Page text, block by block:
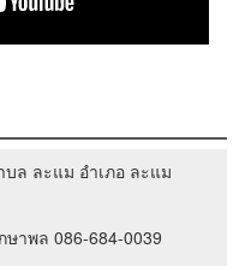
ล ละแม อำเภอ ละแม
าพล 086-684-0039